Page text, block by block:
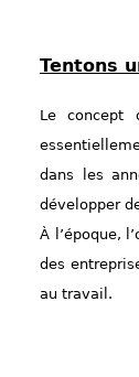
Tentons
Le concept
dans les
développer
À l’époque,
des
au travail.